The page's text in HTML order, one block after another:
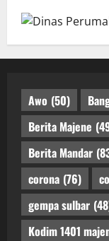
Awo (50)
Berita Majene
Berita Mandar
corona (76)
gempa sulbar
Kodim 1401